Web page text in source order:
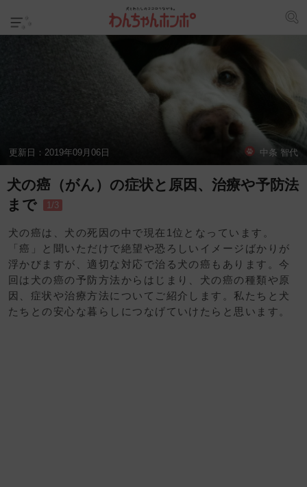
更新日： 2019年09月06日 中条 智代
犬の癌（がん）の症状と原因、治療や予防法
まで
1/3
犬の癌は、犬の死因の中で現在1位となっています。
「癌」と聞いただけで絶望や恐ろしいイメージばかりが
浮かびますが、適切な対応で治る犬の癌もあります。今
回は犬の癌の予防方法からはじまり、犬の癌の種類や原
因、症状や治療方法についてご紹介します。私たちと犬
たちとの安心な暮らしにつなげていけたらと思います。